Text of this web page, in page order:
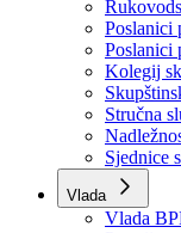
Skupština
Poslanici
Poslanici
Kolegij
Stručna
Sjednice